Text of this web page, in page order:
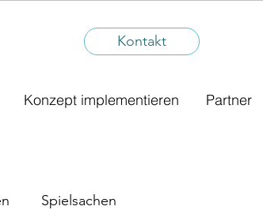
Kontakt
Konzept implementieren Partner
Spielsachen